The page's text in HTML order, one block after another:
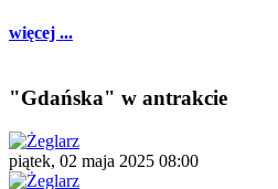
więcej ...
"Gdańska" w antrakcie
piątek, 02 maja 2025 08:00